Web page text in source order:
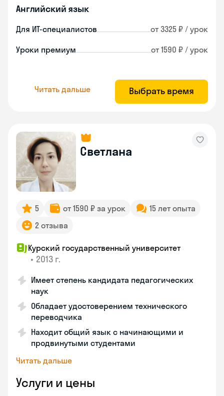
Английский язык
Для ИТ-специалистов от 3325 ₽ / урок
Уроки премиум от 1590 ₽ / урок
Читать дальше Выбрать время
Светлана
5 от 1590 ₽ за урок
15 лет опыта
2 отзыва
Курский государственный университет
• 2013 г.
Имеет степень кандидата педагогических
наук
Обладает удостоверением технического
переводчика
Находит общий язык с начинающими и
продвинутыми студентами
Читать дальше
Услуги и цены